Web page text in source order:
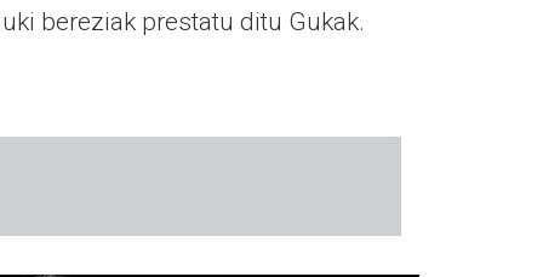
bereziak prestatu ditu Gukak.